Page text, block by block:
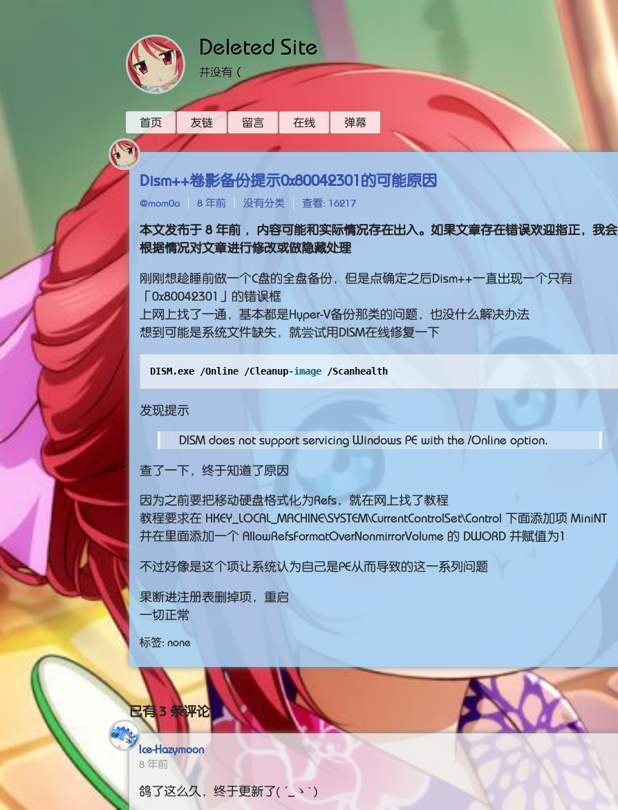
Deleted Site
并没有（
首页
友链 留言 在线 弹幕
Dism++卷影备份提示0x80042301的可能原因
@mom0a 8 年前 没有分类 查看: 16217
本文发布于 8 年前 ，内容可能和实际情况存在出入。如果文章存在错误欢迎指正，我会
根据情况对文章进行修改或做隐藏处理
刚刚想趁睡前做一个C盘的全盘备份，但是点确定之后Dism++一直出现一个只有
「0x80042301」的错误框
上网上找了一通，基本都是Hyper-V备份那类的问题，也没什么解决办法
想到可能是系统文件缺失，就尝试用DISM在线修复一下
DISM.exe /Online /Cleanup-image /Scanhealth
发现提示
DISM does not support servicing Windows PE with the /Online option.
查了一下，终于知道了原因
因为之前要把移动硬盘格式化为Refs，就在网上找了教程
教程要求在 HKEY_LOCAL_MACHINE\SYSTEM\CurrentControlSet\Control 下面添加项 MiniNT
并在里面添加一个 AllowRefsFormatOverNonmirrorVolume 的 DWORD 并赋值为1
不过好像是这个项让系统认为自己是PE从而导致的这一系列问题
果断进注册表删掉项，重启
一切正常
标签: none
已有 3 条评论
Ice-Hazymoon
8 年前
鸽了这么久，终于更新了( ´_ゝ｀)